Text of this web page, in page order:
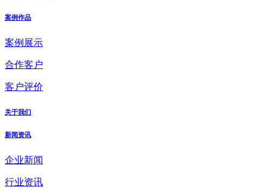
案例作品
案例展示
合作客户
客户评价
关于我们
新闻资讯
企业新闻
行业资讯